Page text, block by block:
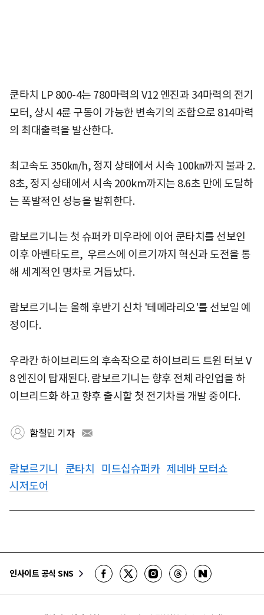
쿤타치 LP 800-4는 780마력의 V12 엔진과 34마력의 전기
모터, 상시 4륜 구동이 가능한 변속기의 조합으로 814마력
의 최대출력을 발산한다.
최고속도 350㎞/h, 정지 상태에서 시속 100㎞까지 불과 2.
8초, 정지 상태에서 시속 200km까지는 8.6초 만에 도달하
는 폭발적인 성능을 발휘한다.
람보르기니는 첫 슈퍼카 미우라에 이어 쿤타치를 선보인
이후 아벤타도르, 우르스에 이르기까지 혁신과 도전을 통
해 세계적인 명차로 거듭났다.
람보르기니는 올해 후반기 신차 '테메라리오'를 선보일 예
정이다.
우라칸 하이브리드의 후속작으로 하이브리드 트윈 터보 V
8 엔진이 탑재된다. 람보르기니는 향후 전체 라인업을 하
이브리드화 하고 향후 출시할 첫 전기차를 개발 중이다.
함철민 기자
람보르기니 쿤타치 미드십슈퍼카 제네바 모터쇼
시저도어
인사이트 공식 SNS